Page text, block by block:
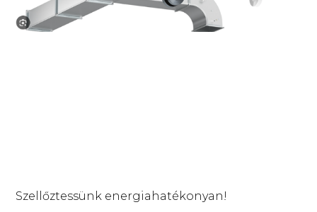
Szellőztessünk energiahatékonyan!